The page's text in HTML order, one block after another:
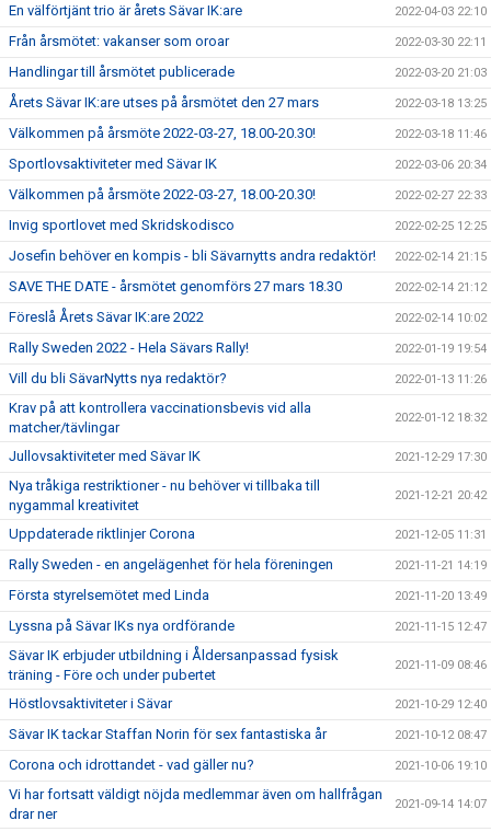
En välförtjänt trio är årets Sävar IK:are 2022-04-03 22:10
Från årsmötet: vakanser som oroar 2022-03-30 22:11
Handlingar till årsmötet publicerade 2022-03-20 21:03
Årets Sävar IK:are utses på årsmötet den 27 mars 2022-03-18 13:25
Välkommen på årsmöte 2022-03-27, 18.00-20.30! 2022-03-18 11:46
Sportlovsaktiviteter med Sävar IK 2022-03-06 20:34
Välkommen på årsmöte 2022-03-27, 18.00-20.30! 2022-02-27 22:33
Invig sportlovet med Skridskodisco 2022-02-25 12:25
Josefin behöver en kompis - bli Sävarnytts andra redaktör! 2022-02-14 21:15
SAVE THE DATE - årsmötet genomförs 27 mars 18.30 2022-02-14 21:12
Föreslå Årets Sävar IK:are 2022 2022-02-14 10:02
Rally Sweden 2022 - Hela Sävars Rally! 2022-01-19 19:54
Vill du bli SävarNytts nya redaktör? 2022-01-13 11:26
Krav på att kontrollera vaccinationsbevis vid alla
matcher/tävlingar
2022-01-12 18:32
Jullovsaktiviteter med Sävar IK 2021-12-29 17:30
Nya tråkiga restriktioner - nu behöver vi tillbaka till
nygammal kreativitet
2021-12-21 20:42
Uppdaterade riktlinjer Corona 2021-12-05 11:31
Rally Sweden - en angelägenhet för hela föreningen 2021-11-21 14:19
Första styrelsemötet med Linda 2021-11-20 13:49
Lyssna på Sävar IKs nya ordförande 2021-11-15 12:47
Sävar IK erbjuder utbildning i Åldersanpassad fysisk
träning - Före och under pubertet
2021-11-09 08:46
Höstlovsaktiviteter i Sävar 2021-10-29 12:40
Sävar IK tackar Staffan Norin för sex fantastiska år 2021-10-12 08:47
Corona och idrottandet - vad gäller nu? 2021-10-06 19:10
Vi har fortsatt väldigt nöjda medlemmar även om hallfrågan
drar ner
2021-09-14 14:07